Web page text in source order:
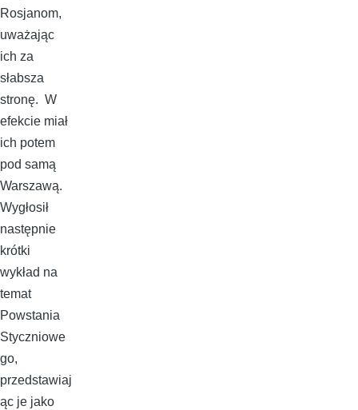
Rosjanom,
uważając
ich za
słabsza
stronę. W
efekcie miał
ich potem
pod samą
Warszawą.
Wygłosił
następnie
krótki
wykład na
temat
Powstania
Styczniowe
go,
przedstawiaj
ąc je jako